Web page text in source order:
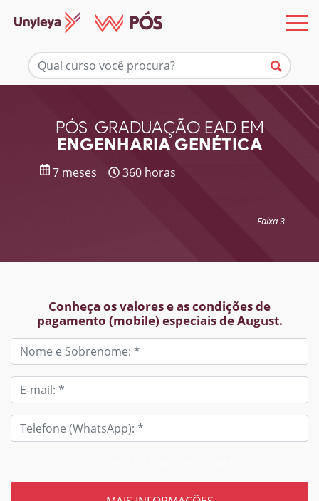
PÓS-GRADUAÇÃO EAD EM
ENGENHARIA GENÉTICA
7 meses 360 horas
Faixa 3
Conheça os valores e as condições de
pagamento (mobile) especiais de August.
Mais informações